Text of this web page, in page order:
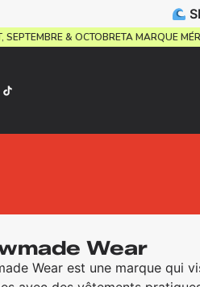
SEPTEMBRE & OCTOBRETA
Wear
Wear est une marque qui